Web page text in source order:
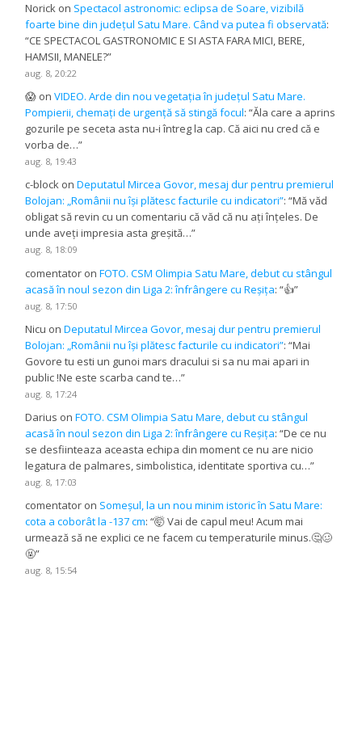
Norick on Spectacol astronomic: eclipsa de Soare, vizibilă
foarte bine din județul Satu Mare. Când va putea fi observată:
“CE SPECTACOL GASTRONOMIC E SI ASTA FARA MICI, BERE,
HAMSII, MANELE?”
aug. 8, 20:22
😱 onVIDEO. Arde din nou vegetația în județul Satu Mare.
Pompierii, chemați de urgență să stingă focul: “Ăla care a aprins
gozurile pe seceta asta nu-i întreg la cap. Că aici nu cred că e
vorba de…”
aug. 8, 19:43
c-block onDeputatul Mircea Govor, mesaj dur pentru premierul
Bolojan: „Românii nu își plătesc facturile cu indicatori”: “Mă văd
obligat să revin cu un comentariu că văd că nu ați înțeles. De
unde aveți impresia asta greșită…”
aug. 8, 18:09
comentator onFOTO. CSM Olimpia Satu Mare, debut cu stângul
acasă în noul sezon din Liga 2: înfrângere cu Reșița: “👍”
aug. 8, 17:50
Nicu onDeputatul Mircea Govor, mesaj dur pentru premierul
Bolojan: „Românii nu își plătesc facturile cu indicatori”: “Mai
Govore tu esti un gunoi mars dracului si sa nu mai apari in
public !Ne este scarba cand te…”
aug. 8, 17:24
Darius onFOTO. CSM Olimpia Satu Mare, debut cu stângul
acasă în noul sezon din Liga 2: înfrângere cu Reșița: “De ce nu
se desfiinteaza aceasta echipa din moment ce nu are nicio
legatura de palmares, simbolistica, identitate sportiva cu…”
aug. 8, 17:03
comentator on Someșul, la un nou minim istoric în Satu Mare:
cota a coborât la -137 cm: “🤯 Vai de capul meu! Acum mai
urmează să ne explici ce ne facem cu temperaturile minus.🤔🥴
🤬”
aug. 8, 15:54